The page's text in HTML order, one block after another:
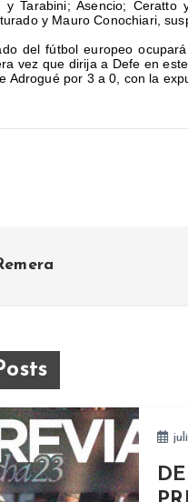
y Tarabini; Asencio;
y Mauro Conochiari,
del fútbol europeo
vez que dirija a Defe en
Adrogué por 3 a 0, con la